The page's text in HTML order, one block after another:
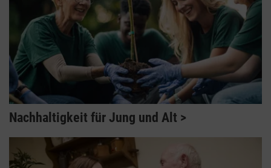
Nachhaltigkeit für Jung und Alt